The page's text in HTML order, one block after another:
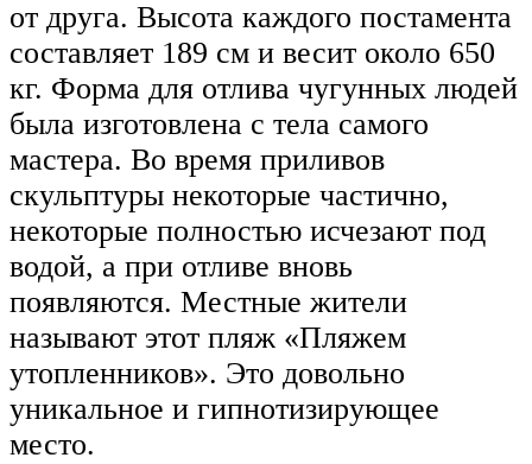
от друга. Высота каждого постамента
составляет 189 см и весит около 650
кг. Форма для отлива чугунных людей
была изготовлена с тела самого
мастера. Во время приливов
скульптуры некоторые частично,
некоторые полностью исчезают под
водой, а при отливе вновь
появляются. Местные жители
называют этот пляж «Пляжем
утопленников». Это довольно
уникальное и гипнотизирующее
место.